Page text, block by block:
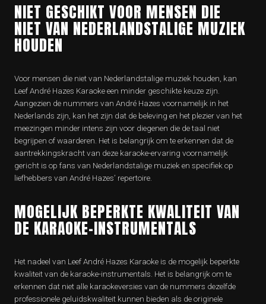
NIET GESCHIKT VOOR MENSEN DIE
NIET VAN NEDERLANDSTALIGE MUZIEK
HOUDEN
Voor mensen die niet van Nederlandstalige muziek houden, kan
Leef André Hazes Karaoke een minder geschikte keuze zijn.
Aangezien de nummers van André Hazes voornamelijk in het
Nederlands zijn, kan het zijn dat de beleving en het plezier van het
meezingen minder intens zijn voor diegenen die de taal niet
begrijpen of waarderen. Het is belangrijk om te erkennen dat de
aantrekkingskracht van deze karaoke-ervaring voornamelijk
gericht is op fans van Nederlandstalige muziek en specifiek op
liefhebbers van André Hazes’ repertoire.
MOGELIJK BEPERKTE KWALITEIT VAN
DE KARAOKE-INSTRUMENTALS
Het nadeel van Leef André Hazes Karaoke is de mogelijk beperkte
kwaliteit van de karaoke-instrumentals. Het is belangrijk om te
erkennen dat niet alle karaokeversies van de nummers dezelfde
professionele geluidskwaliteit kunnen bieden als de originele